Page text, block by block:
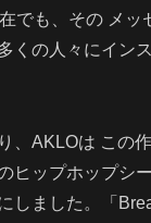
でも、その メッ
くの人々にイン
、AKLOは この
ヒップホップシ
しました。「